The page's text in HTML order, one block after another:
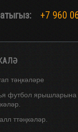
+7 960
тәңкәләре
футбол ярышларына
ттәңкәләр.